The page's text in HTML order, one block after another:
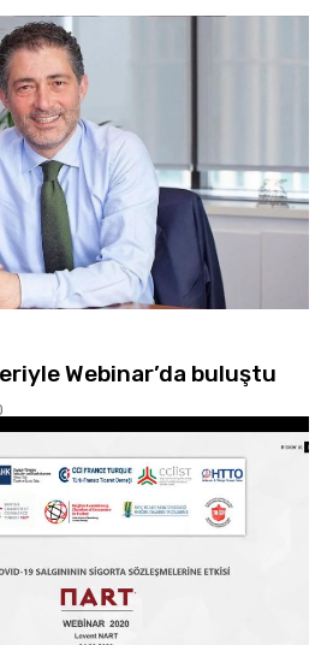
Webinar’da buluştu